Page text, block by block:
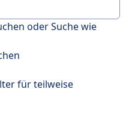
oder Suche wie
für teilweise